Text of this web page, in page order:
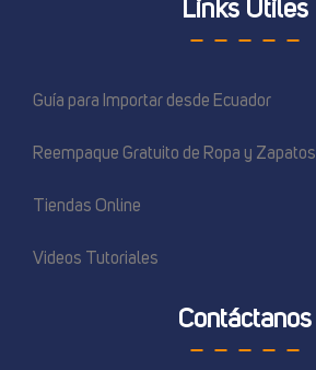
Links Útiles
Guía para Importar desde Ecuador
Reempaque Gratuito de Ropa y Zapatos
Tiendas Online
Videos Tutoriales
Contáctanos